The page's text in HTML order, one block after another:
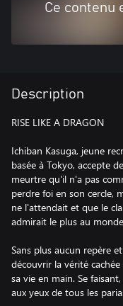
Ce contenu
Description
RISE LIKE A DRAGON
Ichiban Kasuga, jeune
basée à Tokyo, accepte
meurtre qu'il n'a pas
perdre foi en son cercle,
ne l'attendait et que le
admirait le plus au
Sans plus aucun repère
découvrir la vérité
sa vie en main. Se
aux yeux de tous les